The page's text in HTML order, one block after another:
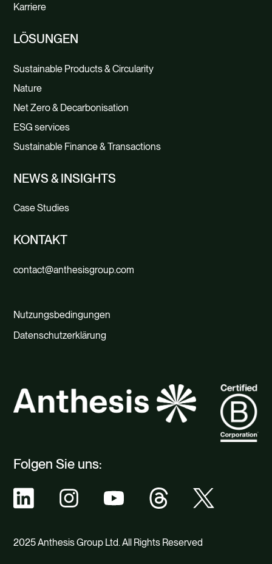
Folgen Sie uns:
2025 Anthesis Group Ltd. All Rights Reserved
Karriere
LÖSUNGEN
Sustainable Products & Circularity
Nature
Net Zero & Decarbonisation
ESG services
Sustainable Finance & Transactions
NEWS & INSIGHTS
Case Studies
KONTAKT
contact@anthesisgroup.com
Nutzungsbedingungen
Datenschutzerklärung